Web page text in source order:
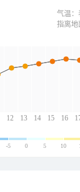
12 13 14 15 16
气温：
指离地
-5 0 5 10